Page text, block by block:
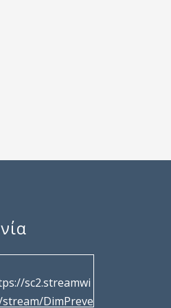
sc2.streamwi
DimPreve